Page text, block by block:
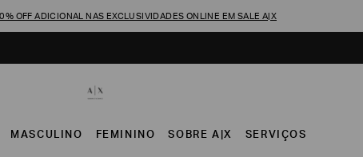
OFF ADICIONAL NAS EXCLUSIVIDADES ONLINE EM SALE A|X
MASCULINO FEMININO SOBRE A|X SERVIÇOS